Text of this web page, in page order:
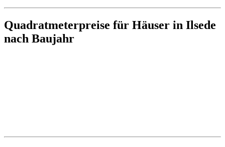
Quadratmeterpreise für Häuser in Ilsede
nach Baujahr